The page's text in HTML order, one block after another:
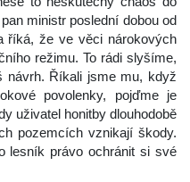
ministr poslední dobou od
říká, že ve věci nárokových
režimu. To rádi slyšíme,
návrh. Říkali jsme mu, když
povolenky, pojďme je
uživatel honitby dlouhodobě
pozemcích vznikají škody.
lesník právo ochránit si své